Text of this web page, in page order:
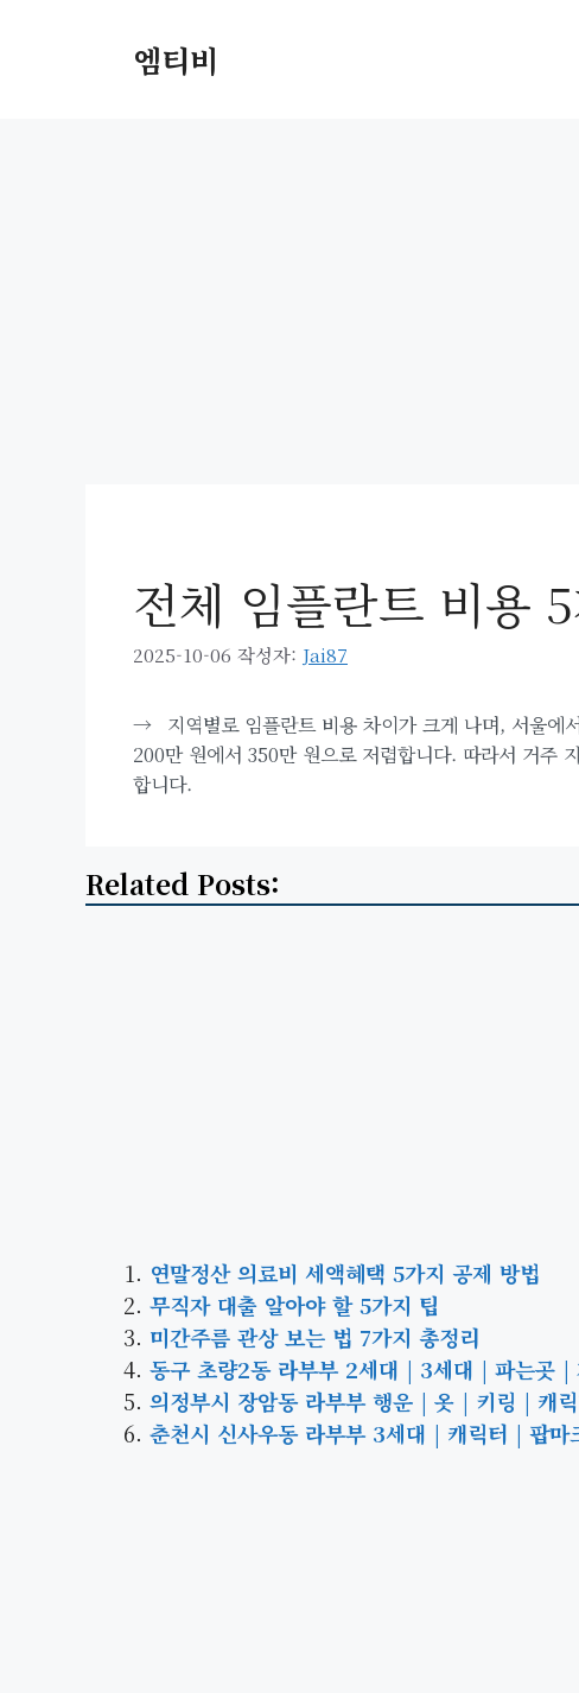
엠티비
전체 임플란트 비용
2025-10-06 작성자: Jai87
→
지역별로 임플란트 비용 차이가 크게 나며, 서울
200만 원에서 350만 원으로 저렴합니다. 따라서 거주
합니다.
Related Posts:
연말정산 의료비 세액혜택 5가지 공제 방법
무직자 대출 알아야 할 5가지 팁
미간주름 관상 보는 법 7가지 총정리
동구 초량2동 라부부 2세대 | 3세대 | 파는곳
의정부시 장암동 라부부 행운 | 옷 | 키링 | 캐
춘천시 신사우동 라부부 3세대 | 캐릭터 | 팝